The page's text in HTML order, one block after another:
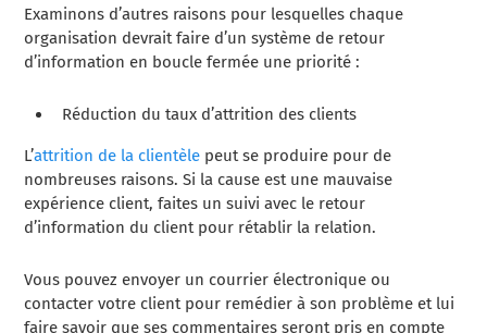
Examinons d’autres raisons pour lesquelles chaque
organisation devrait faire d’un système de retour
d’information en boucle fermée une priorité :
Réduction du taux d’attrition des clients
L’attrition de la clientèle peut se produire pour de
nombreuses raisons. Si la cause est une mauvaise
expérience client, faites un suivi avec le retour
d’information du client pour rétablir la relation.
Vous pouvez envoyer un courrier électronique ou
contacter votre client pour remédier à son problème et lui
faire savoir que ses commentaires seront pris en compte